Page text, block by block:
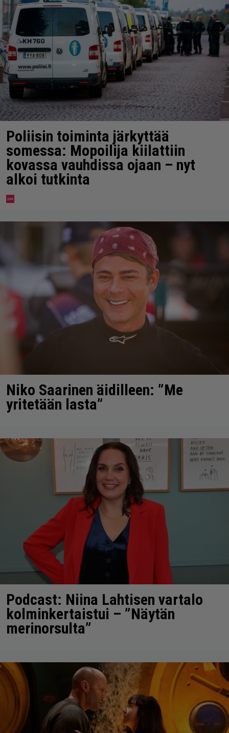
Poliisin toiminta järkyttää
somessa: Mopoilija kiilattiin
kovassa vauhdissa ojaan – nyt
alkoi tutkinta
Niko Saarinen äidilleen: ”Me
yritetään lasta”
Podcast: Niina Lahtisen vartalo
kolminkertaistui – ”Näytän
merinorsulta”